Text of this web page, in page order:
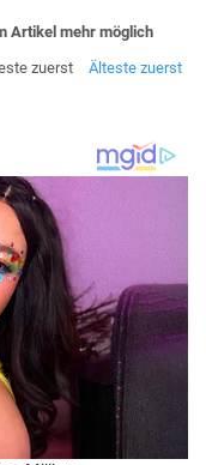
Artikel mehr möglich
zuerst
Älteste zuerst